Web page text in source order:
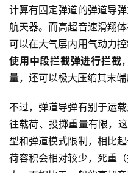
计算有固定弹道的弹道导
航天器。而高超音速滑翔
可以在大气层内用气动力控
使用中段拦截弹进行拦截
量，还可以极大压缩其末端
不过，弹道导弹有别于运
往载荷、投掷重量有限，
型和弹道模式限制，相比
荷容积会相对较少，死重